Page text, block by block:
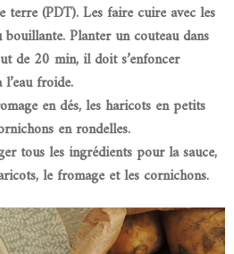
terre (PDT). Les faire cuire avec les
bouillante. Planter un couteau dans
de 20 min, il doit s’enfoncer
froide.
en dés, les haricots en petits
en rondelles.
tous les ingrédients pour la sauce,
le fromage et les cornichons.